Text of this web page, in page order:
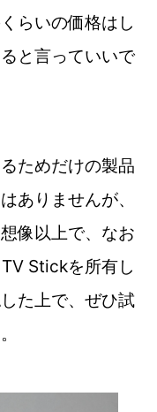
らいの価格はし
と言っていいで
ためだけの製品
ありませんが、
像以上で、なお
Stickを所有し
た上で、ぜひ試